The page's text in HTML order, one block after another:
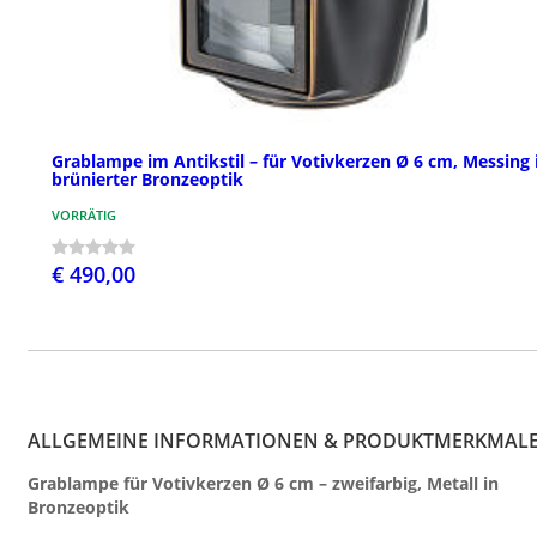
Grablampe im Antikstil – für Votivkerzen Ø 6 cm, Messing
brünierter Bronzeoptik
VORRÄTIG
€ 490,00
ALLGEMEINE INFORMATIONEN &
Grablampe für Votivkerzen Ø 6 cm – zweifarbig, Metall in
Bronzeoptik